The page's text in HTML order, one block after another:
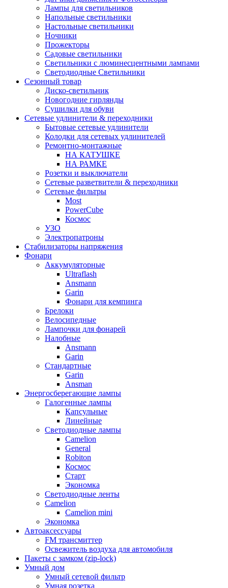
Лампы для светильников
Напольные светильники
Настольные светильники
Ночники
Прожекторы
Садовые светильники
Светильники с люминесцентными лампами
Светодиодные Светильники
Сезонный товар
Диско-светильник
Новогодние гирлянды
Сушилки для обуви
Сетевые удлинители & переходники
Бытовые сетевые удлинители
Колодки для сетевых удлинителей
Ремонтно-монтажные
НА КАТУШКЕ
НА РАМКЕ
Розетки и выключатели
Сетевые разветвители & переходники
Сетевые фильтры
Most
PowerCube
Космос
УЗО
Электропатроны
Стабилизаторы напряжения
Фонари
Аккумуляторные
Ultraflash
Ansmann
Garin
Фонари для кемпинга
Брелоки
Велосипедные
Лампочки для фонарей
Налобные
Ansmann
Garin
Стандартные
Garin
Ansman
Энергосберегающие лампы
Галогенные лампы
Капсульные
Линейные
Светодиодные лампы
Camelion
General
Robiton
Космос
Старт
Экономка
Светодиодные ленты
Camelion
Camelion mini
Экономка
Автоаксессуары
FM трансмиттер
Освежитель воздуха для автомобиля
Пакеты с замком (zip-lock)
Умный дом
Умный сетевой фильтр
Умная розетка